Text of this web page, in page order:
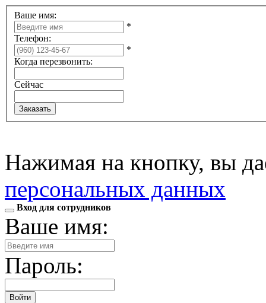
Ваше имя:
*
Телефон:
*
Когда перезвонить:
Сейчас
Нажимая на кнопку, вы
персональных данных
Вход для сотрудников
Ваше имя:
Пароль:
Войти